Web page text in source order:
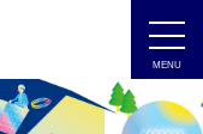
MENU